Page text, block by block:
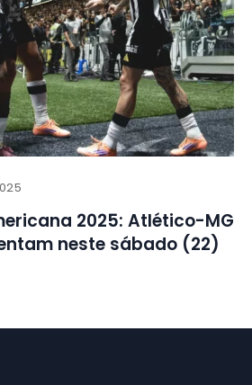
2025: Atlético-MG
neste sábado (22)